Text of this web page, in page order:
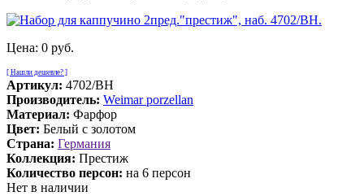
Цена: 0 руб.
[ Нашли дешевле? ]
Артикул: 4702/BH
Производитель: Weimar porzellan
Материал: Фарфор
Цвет: Белый с золотом
Страна: Германия
Коллекция: Престиж
Количество персон: на 6 персон
Нет в наличии